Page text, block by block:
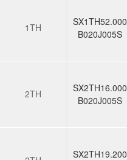
1TH
SX1TH52.000
B020J005S
2TH
SX2TH16.000
B020J005S
SX2TH19.200